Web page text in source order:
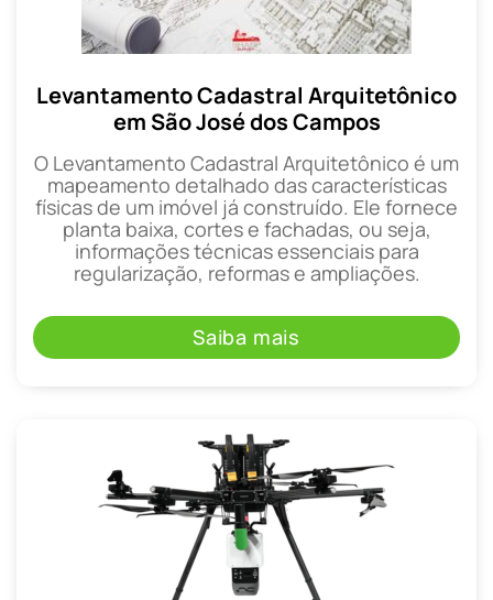
Levantamento Cadastral Arquitetônico
em São José dos Campos
O Levantamento Cadastral Arquitetônico é um
mapeamento detalhado das características
físicas de um imóvel já construído. Ele fornece
planta baixa, cortes e fachadas, ou seja,
informações técnicas essenciais para
regularização, reformas e ampliações.
Saiba mais